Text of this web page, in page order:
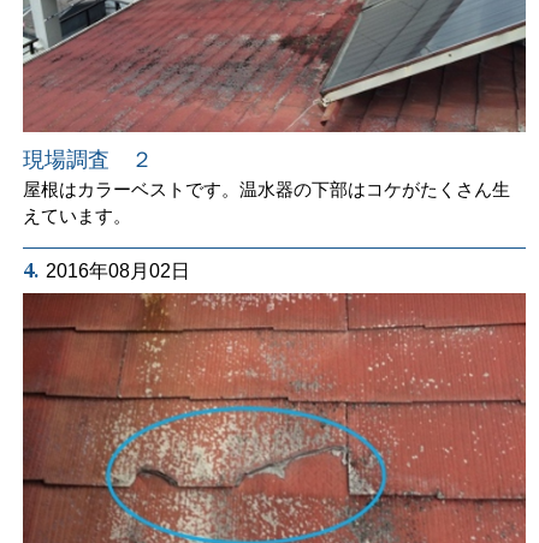
現場調査 ２
屋根はカラーベストです。温水器の下部はコケがたくさん生
えています。
4. 2016年08月02日